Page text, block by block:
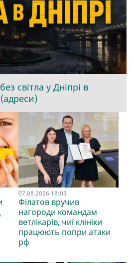
світла у Дніпрі в
07.08.2026 18:03
Філатов вручив
нагороди командам
ветлікарів, чиї клініки
працюють попри атаки
рф